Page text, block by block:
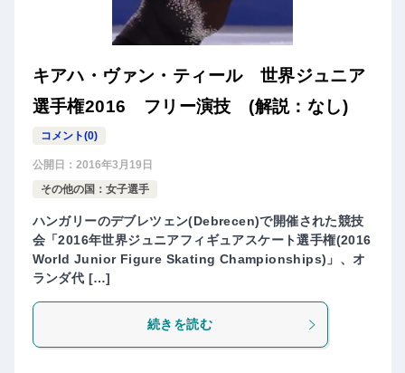
キアハ・ヴァン・ティール 世界ジュニア
選手権2016 フリー演技 (解説：なし)
コメント(0)
公開日： 2016年3月19日
その他の国：女子選手
ハンガリーのデブレツェン(Debrecen)で開催された競技
会「2016年世界ジュニアフィギュアスケート選手権(2016
World Junior Figure Skating Championships)」、オ
ランダ代 […]
続きを読む